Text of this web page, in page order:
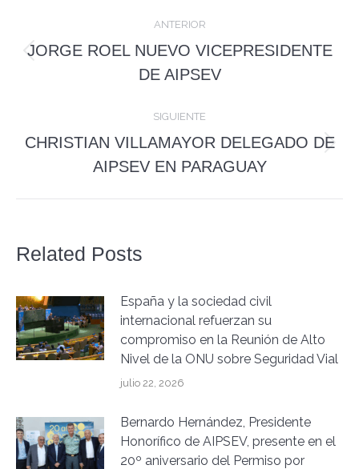
entre
publicaciones
ANTERIOR
Publicación
anterior:
JORGE ROEL NUEVO VICEPRESIDENTE
DE AIPSEV
SIGUIENTE
Publicación
siguiente:
CHRISTIAN VILLAMAYOR DELEGADO DE
AIPSEV EN PARAGUAY
Related Posts
España y la sociedad civil
internacional refuerzan su
compromiso en la Reunión de Alto
Nivel de la ONU sobre Seguridad Vial
julio 22, 2026
Bernardo Hernández, Presidente
Honorífico de AIPSEV, presente en el
20º aniversario del Permiso por